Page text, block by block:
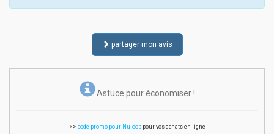
partager mon avis
Astuce pour économiser !
>> code promo pour Nulooppour vos achats en ligne